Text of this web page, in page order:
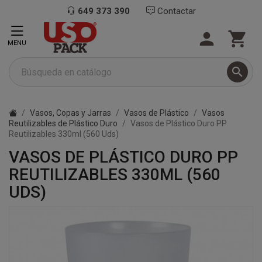
649 373 390 Contactar

 
MENU
Vasos, Copas y Jarras Vasos de Plástico
Vasos
Reutilizables de Plástico Duro
Vasos de Plástico Duro PP
Reutilizables 330ml (560 Uds)
VASOS DE PLÁSTICO DURO PP
REUTILIZABLES 330ML (560
UDS)